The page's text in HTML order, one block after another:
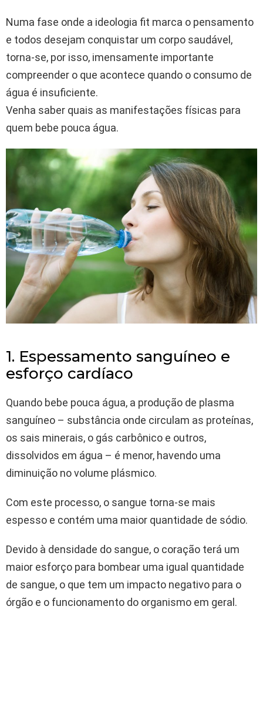
Numa fase onde a ideologia fit marca o pensamento
e todos desejam conquistar um corpo saudável,
torna-se, por isso, imensamente importante
compreender o que acontece quando o consumo de
água é insuficiente.
Venha saber quais as manifestações físicas para
quem bebe pouca água.
1. Espessamento sanguíneo e
esforço cardíaco
Quando bebe pouca água, a produção de plasma
sanguíneo – substância onde circulam as proteínas,
os sais minerais, o gás carbônico e outros,
dissolvidos em água – é menor, havendo uma
diminuição no volume plásmico.
Com este processo, o sangue torna-se mais
espesso e contém uma maior quantidade de sódio.
Devido à densidade do sangue, o coração terá um
maior esforço para bombear uma igual quantidade
de sangue, o que tem um impacto negativo para o
órgão e o funcionamento do organismo em geral.